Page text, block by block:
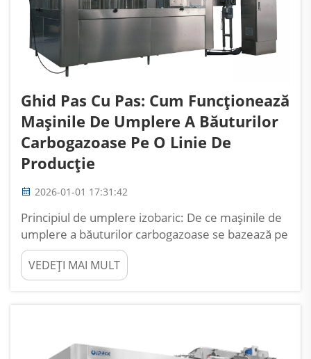
Ghid Pas Cu Pas: Cum Funcționează
Mașinile De Umplere A Băuturilor
Carbogazoase Pe O Linie De
Producție
2026-01-01 17:31:42
Principiul de umplere izobaric: De ce mașinile de
umplere a băuturilor carbogazoase se bazează pe
presiunea de contra-presiune. De ce potrivirea
presiunii CO₂ este esențială pentru a preveni
formarea spumei și pierderea carbonatației.
VEDEȚI MAI MULT